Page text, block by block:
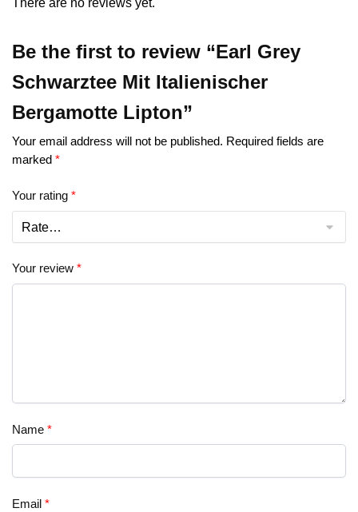
There are no reviews yet.
Be the first to review “Earl Grey
Schwarztee Mit Italienischer
Bergamotte Lipton”
Your email address will not be published. Required fields are
marked *
Your rating *
Your review *
Name *
Email *